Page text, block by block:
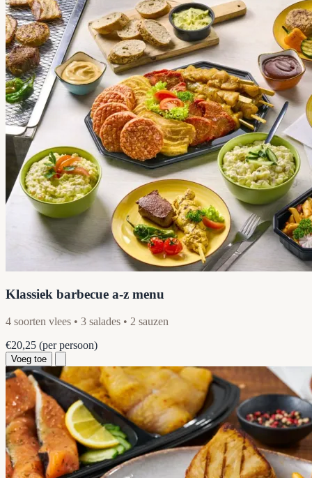
Klassiek barbecue a-z menu
4 soorten vlees • 3 salades • 2 sauzen
€20,25 (per persoon)
Voeg toe